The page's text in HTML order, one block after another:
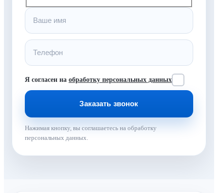
Я согласен на обработку персональных данных
Нажимая кнопку, вы соглашаетесь на обработку
персональных данных.